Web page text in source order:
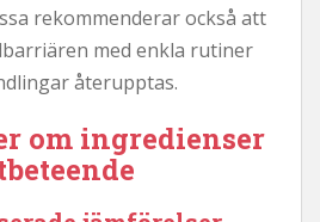
rekommenderar också att
med enkla rutiner
återupptas.
om ingredienser